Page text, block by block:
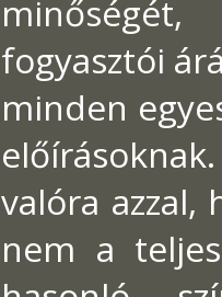
fogyasztói
minden
valóra azzal,
nem a